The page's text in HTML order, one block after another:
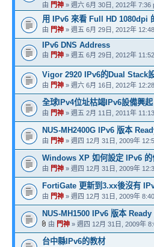
由 門神 » 週六 6月 30日, 2012年 7:36
用 IPv6 來看 Full HD 1080dpi
由 門神 » 週五 6月 29日, 2012年
IPv6 DNS Address
由 門神 » 週五 6月 29日, 2012年
Vigor 2920 IPv6的Dual Stack
由 門神 » 週六 6月 16日, 2012年
全球IPv4位址枯竭IPv6設備興起
由 門神 » 週五 2月 11日, 2011年
NUS-MH2400G IPv6 版本
由 門神 » 週四 12月 31日, 2009年
Windows XP 如何設定 IPv6 的
由 門神 » 週四 12月 31日, 2009年
FortiGate 更新到3.xx後沒有
由 門神 » 週四 12月 31日, 2009年
NUS-MH1500 IPv6 版本 Ready
由 門神 » 週四 12月 31日, 2009年
台中縣IPv6的教材